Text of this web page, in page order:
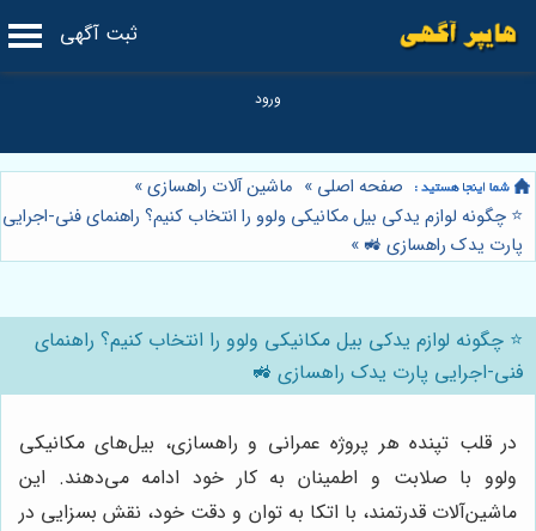
ثبت آگهی
صفحه اصلی » ماشین آلات راهسازی»
⭐️ چگونه لوازم یدکی بیل مکانیکی ولوو را انتخاب کنیم؟ راهنمای فنی-اجرایی
پارت یدک راهسازی 🚜 »
⭐️ چگونه لوازم یدکی بیل مکانیکی ولوو را انتخاب کنیم؟ راهنمای
فنی-اجرایی پارت یدک راهسازی 🚜
در قلب تپنده هر پروژه عمرانی و راهسازی، بیل‌های مکانیکی
ولوو با صلابت و اطمینان به کار خود ادامه می‌دهند. این
ماشین‌آلات قدرتمند، با اتکا به توان و دقت خود، نقش بسزایی در